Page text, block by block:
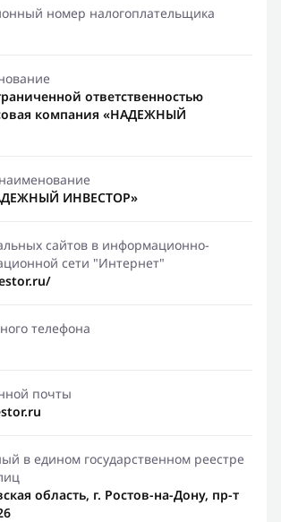
номер налогоплательщика
ответственностью
компания «НАДЕЖНЫЙ
ИНВЕСТОР»
сайтов в информационно-
сети "Интернет"
телефона
почты
в едином государственном реестре
область, г. Ростов-на-Дону, пр-т